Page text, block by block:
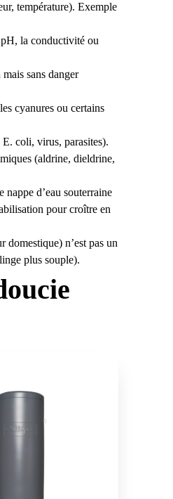
température). Exemple
pH, la conductivité ou
sans danger
cyanures ou certains
E. coli, virus, parasites).
(aldrine, dieldrine,
nappe d’eau souterraine
pour croître en
domestique) n’est pas un
plus souple).